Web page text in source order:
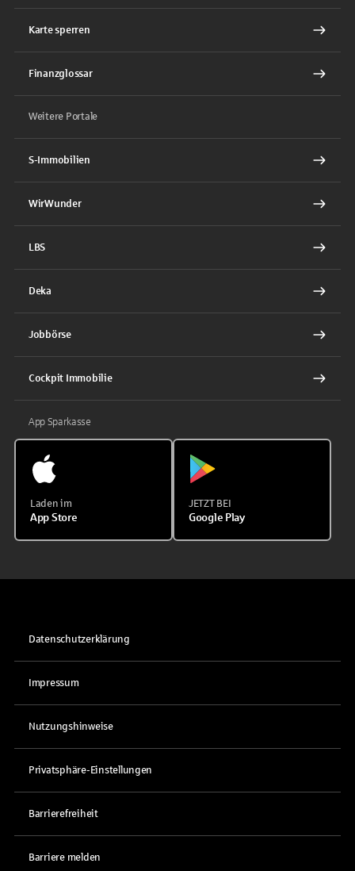
Karte sperren
Finanzglossar
Weitere Portale
S-Immobilien
WirWunder
LBS
Deka
Jobbörse
Cockpit Immobilie
App Sparkasse
Laden im
App Store
JETZT BEI
Google Play
Datenschutzerklärung
Impressum
Nutzungshinweise
Privatsphäre-Einstellungen
Barrierefreiheit
Barriere melden